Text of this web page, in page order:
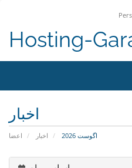
Hosting-
اخبار
اعضا اخبار اگوست 2026